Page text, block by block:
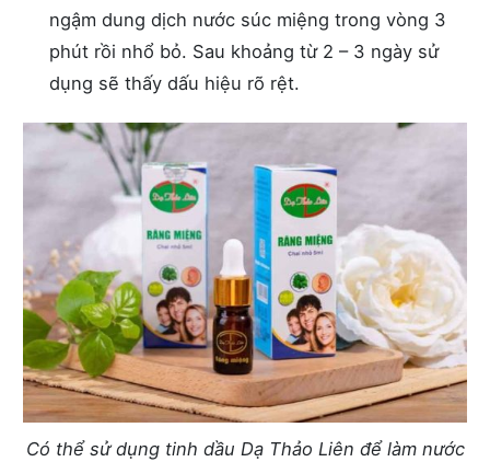
ngậm dung dịch nước súc miệng trong vòng 3
phút rồi nhổ bỏ. Sau khoảng từ 2 – 3 ngày sử
dụng sẽ thấy dấu hiệu rõ rệt.
Có thể sử dụng tinh dầu Dạ Thảo Liên để làm nước